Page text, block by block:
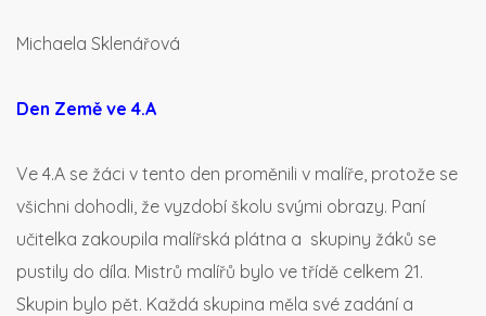
Michaela Sklenářová
Den Země ve 4.A
Ve 4.A se žáci v tento den proměnili v malíře, protože se
všichni dohodli, že vyzdobí školu svými obrazy. Paní
učitelka zakoupila malířská plátna a skupiny žáků se
pustily do díla. Mistrů malířů bylo ve třídě celkem 21.
Skupin bylo pět. Každá skupina měla své zadání a